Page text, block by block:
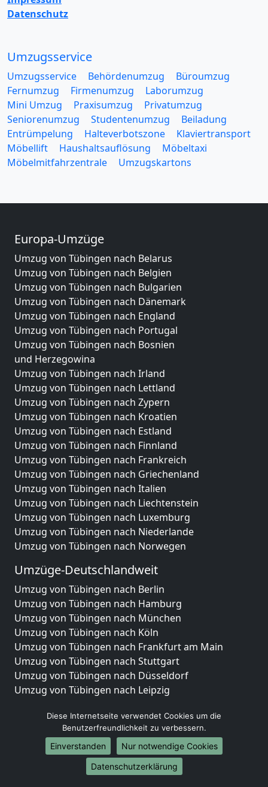
Datenschutz
Umzugsservice
Umzugsservice Behördenumzug
Büroumzug
Fernumzug
Firmenumzug
Laborumzug
Mini Umzug
Praxisumzug
Privatumzug
Seniorenumzug
Studentenumzug
Beiladung
Entrümpelung
Halteverbotszone
Klaviertransport
Möbellift
Haushaltsauflösung
Möbeltaxi
Möbelmitfahrzentrale
Umzugskartons
Europa-Umzüge
Umzug von Tübingen nach Belarus
Umzug von Tübingen nach Belgien
Umzug von Tübingen nach Bulgarien
Umzug von Tübingen nach Dänemark
Umzug von Tübingen nach England
Umzug von Tübingen nach Portugal
Umzug von Tübingen nach Bosnien
und Herzegowina
Umzug von Tübingen nach Irland
Umzug von Tübingen nach Lettland
Umzug von Tübingen nach Zypern
Umzug von Tübingen nach Kroatien
Umzug von Tübingen nach Estland
Umzug von Tübingen nach Finnland
Umzug von Tübingen nach Frankreich
Umzug von Tübingen nach Griechenland
Umzug von Tübingen nach Italien
Umzug von Tübingen nach Liechtenstein
Umzug von Tübingen nach Luxemburg
Umzug von Tübingen nach Niederlande
Umzug von Tübingen nach Norwegen
Umzüge-Deutschlandweit
Umzug von Tübingen nach Berlin
Umzug von Tübingen nach Hamburg
Umzug von Tübingen nach München
Umzug von Tübingen nach Köln
Umzug von Tübingen nach Frankfurt am Main
Umzug von Tübingen nach Stuttgart
Umzug von Tübingen nach Düsseldorf
Umzug von Tübingen nach Leipzig
Umzug von Tübingen nach Essen
Umzug von Tübingen nach Bremen
Umzug von Tübingen nach Dresden
Umzug von Tübingen nach Hannover
Umzug von Tübingen nach Nürnberg
Diese Internetseite verwendet Cookies um die
Benutzerfreundlichkeit zu verbessern.
Einverstanden
Nur notwendige Cookies
Datenschutzerklärung